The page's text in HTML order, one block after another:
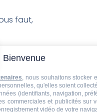
faut,
Bienvenue
, nous souhaitons stocker
qu'elles soient
(identifiants, navigation,
commerciales et publicités sur
vidéo de votre